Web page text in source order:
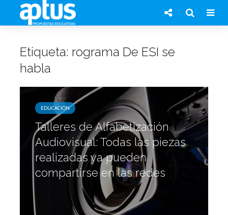
Etiqueta: rograma De ESI se
habla
EDUCACIÓN
Talleres de Alfabetización
Audiovisual: Todas las piezas
realizadas ya pueden
compartirse en las redes